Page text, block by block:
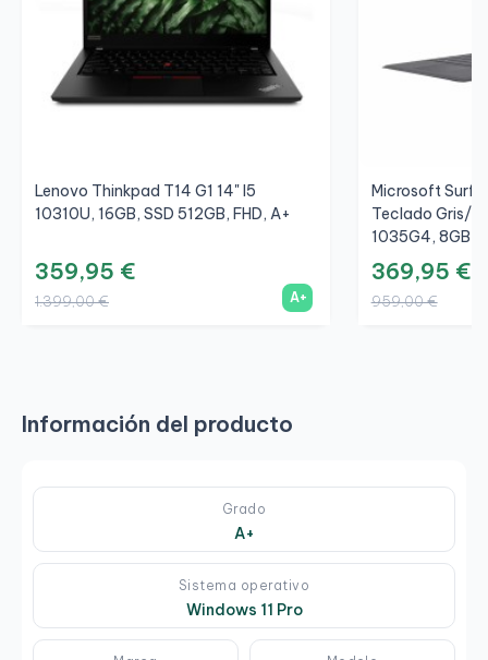
Lenovo Thinkpad T14 G1 14" I5
10310U, 16GB, SSD 512GB, FHD, A+
359,95 €
1.399,00 € A+
Microsoft
Teclado Gris/
1035G4, 8GB,
369,95 €
959,00 €
Información del producto
Grado
A+
Sistema operativo
Windows 11 Pro